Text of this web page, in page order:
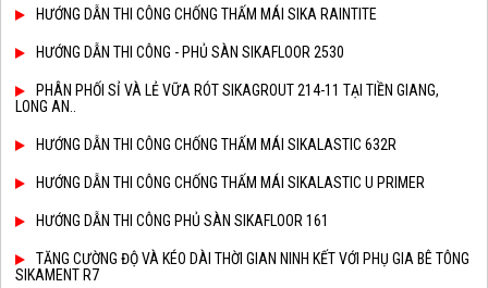
HƯỚNG DẪN THI CÔNG CHỐNG THẤM MÁI SIKA RAINTITE
HƯỚNG DẪN THI CÔNG - PHỦ SÀN SIKAFLOOR 2530
PHÂN PHỐI SỈ VÀ LẺ VỮA RÓT SIKAGROUT 214-11 TẠI TIỀN GIANG,
LONG AN..
HƯỚNG DẪN THI CÔNG CHỐNG THẤM MÁI SIKALASTIC 632R
HƯỚNG DẪN THI CÔNG CHỐNG THẤM MÁI SIKALASTIC U PRIMER
HƯỚNG DẪN THI CÔNG PHỦ SÀN SIKAFLOOR 161
TĂNG CƯỜNG ĐỘ VÀ KÉO DÀI THỜI GIAN NINH KẾT VỚI PHỤ GIA BÊ TÔNG
SIKAMENT R7